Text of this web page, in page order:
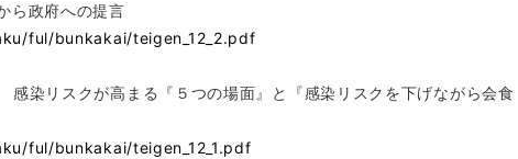
ら政府への提言
ful/bunkakai/teigen_12_2.pdf
感染リスクが高まる『５つの場面』と『感染リスクを下げながら会食
ful/bunkakai/teigen_12_1.pdf